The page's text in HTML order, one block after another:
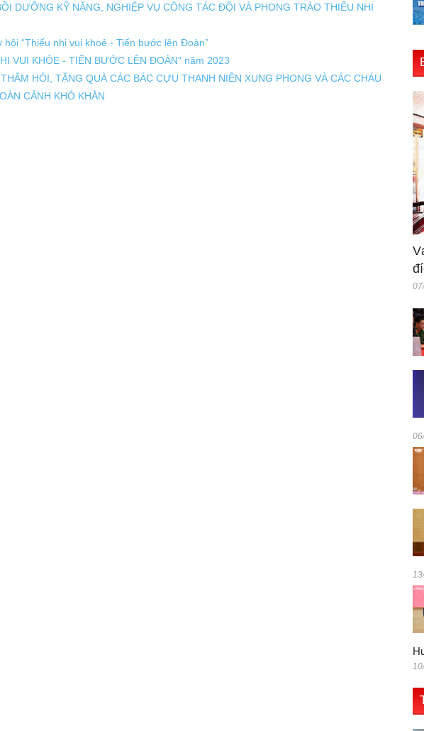
DƯỠNG KỸ NĂNG, NGHIỆP VỤ CÔNG TÁC ĐỘI VÀ PHONG TRÀO THIẾU NHI
“Thiếu nhi vui khoẻ - Tiến bước lên Đoàn”
VUI KHỎE - TIẾN BƯỚC LÊN ĐOÀN” năm 2023
HỎI, TẶNG QUÀ CÁC BÁC CỰU THANH NIÊN XUNG PHONG VÀ CÁC CHÁU
CẢNH KHÓ KHĂN